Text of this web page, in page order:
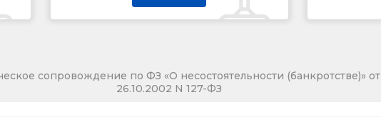
сопровождение по ФЗ «О несостоятельности (банкротстве)» от
26.10.2002 N 127-ФЗ